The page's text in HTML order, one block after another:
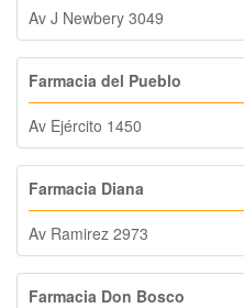
Av J Newbery 3049
Farmacia del Pueblo
Av Ejército 1450
Farmacia Diana
Av Ramirez 2973
Farmacia Don Bosco